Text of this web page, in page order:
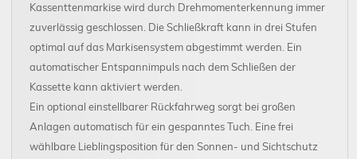
Kassenttenmarkise wird durch Drehmomenterkennung immer
zuverlässig geschlossen. Die Schließkraft kann in drei Stufen
optimal auf das Markisensystem abgestimmt werden. Ein
automatischer Entspannimpuls nach dem Schließen der
Kassette kann aktiviert werden.
Ein optional einstellbarer Rückfahrweg sorgt bei großen
Anlagen automatisch für ein gespanntes Tuch. Eine frei
wählbare Lieblingsposition für den Sonnen- und Sichtschutz